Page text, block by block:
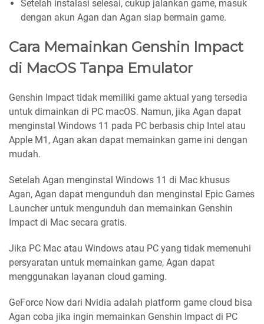
Setelah instalasi selesai, cukup jalankan game, masuk
dengan akun Agan dan Agan siap bermain game.
Cara Memainkan Genshin Impact
di MacOS Tanpa Emulator
Genshin Impact tidak memiliki game aktual yang tersedia
untuk dimainkan di PC macOS. Namun, jika Agan dapat
menginstal Windows 11 pada PC berbasis chip Intel atau
Apple M1, Agan akan dapat memainkan game ini dengan
mudah.
Setelah Agan menginstal Windows 11 di Mac khusus
Agan, Agan dapat mengunduh dan menginstal Epic Games
Launcher untuk mengunduh dan memainkan Genshin
Impact di Mac secara gratis.
Jika PC Mac atau Windows atau PC yang tidak memenuhi
persyaratan untuk memainkan game, Agan dapat
menggunakan layanan cloud gaming.
GeForce Now dari Nvidia adalah platform game cloud bisa
Agan coba jika ingin memainkan Genshin Impact di PC